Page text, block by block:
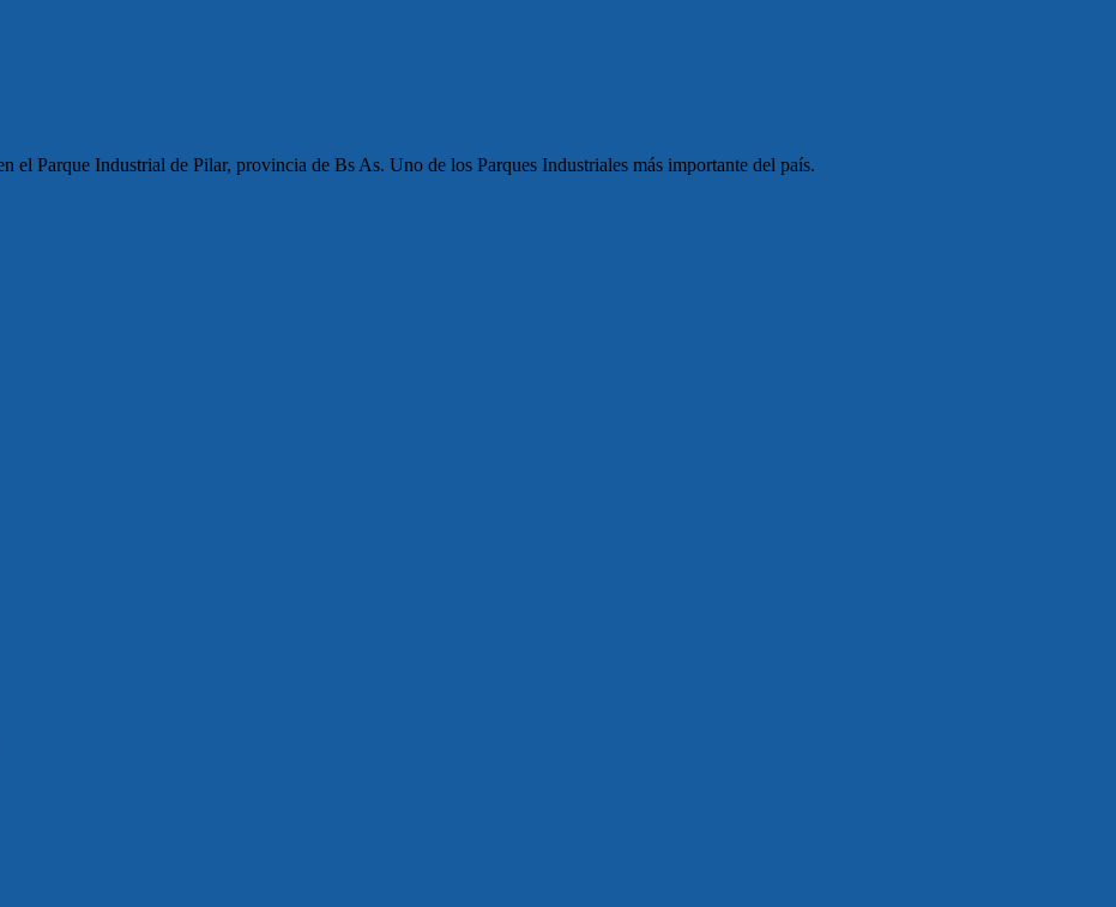
el Parque Industrial de Pilar, provincia de Bs As. Uno de los Parques Industriales más importante del país.